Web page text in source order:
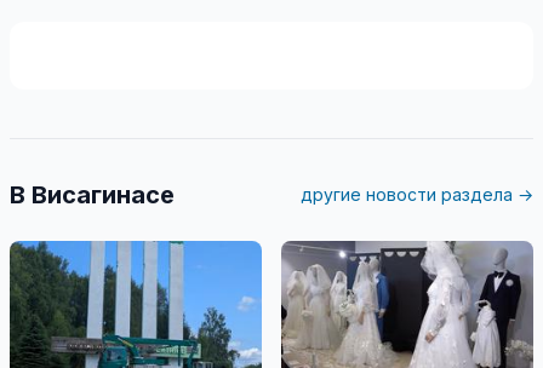
В Висагинасе другие новости раздела →